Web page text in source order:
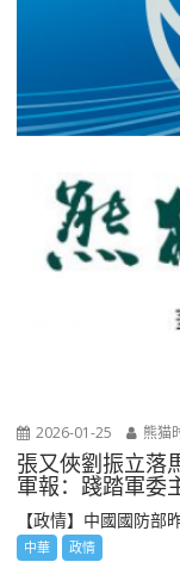
2026-01-25 熊猫
張又俠劉振立落
軍報：踐踏軍委
【政情】中國國防部
中華 政情